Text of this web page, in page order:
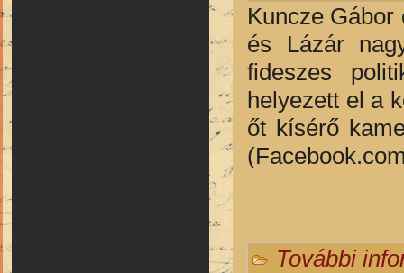
Kuncze Gábor
és Lázár
fideszes
helyezett el a
őt kísérő
További